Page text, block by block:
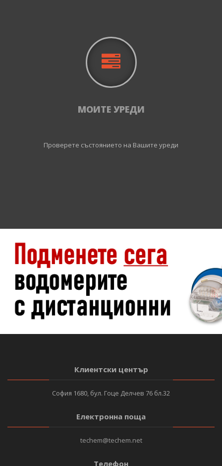
МОИТЕ УРЕДИ
Проверете състоянието на Вашите уреди
Клиентски център
София 1680, бул. Гоце Делчев 76 бл.32
Електронна поща
techem@techem.net
Телефон